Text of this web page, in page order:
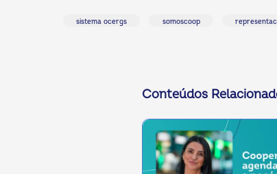
sistema ocergs somoscoop
Conteúdos